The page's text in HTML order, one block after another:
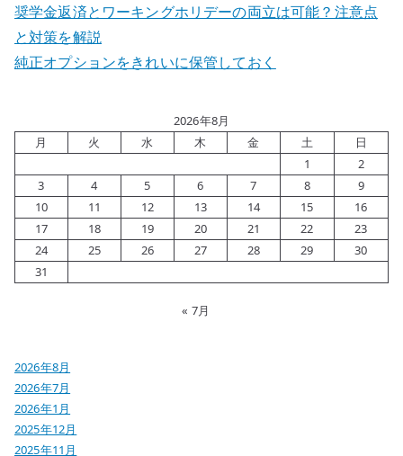
奨学金返済とワーキングホリデーの両立は可能？注意点
と対策を解説
純正オプションをきれいに保管しておく
2026年8月
月
火 水 木 金 土
日
1
2
3
4 5 6 7 8
9
10
11 12 13 14 15
16
17
18 19 20 21 22
23
24
25 26 27 28 29
30
31
« 7月
2026年8月
2026年7月
2026年1月
2025年12月
2025年11月